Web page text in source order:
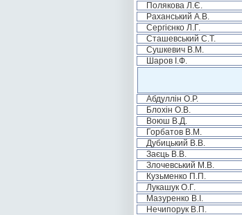
Полякова Л.Є.
Раханський А.В.
Сергієнко Л.Г.
Сташевський С.Т.
Сушкевич В.М.
Шаров І.Ф.
Абдуллін О.Р.
Блохін О.В.
Воюш В.Д.
Горбатов В.М.
Дубицький В.В.
Заєць В.В.
Злочевський М.В.
Кузьменко П.П.
Лукашук О.Г.
Мазуренко В.І.
Нечипорук В.П.